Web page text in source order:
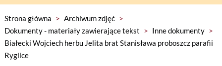
Strona główna > Archiwum zdjęć >
Dokumenty - materiały zawierające tekst > Inne dokumenty >
Białecki Wojciech herbu Jelita brat Stanisława proboszcz parafii
Ryglice